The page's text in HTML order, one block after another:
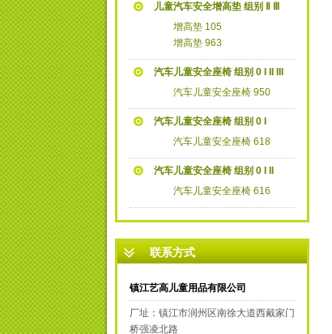
儿童汽车安全增高垫 组别 Ⅱ Ⅲ
增高垫 105
增高垫 963
汽车儿童安全座椅 组别 0 I II III
汽车儿童安全座椅 950
汽车儿童安全座椅 组别 0 I
汽车儿童安全座椅 618
汽车儿童安全座椅 组别 0 I II
汽车儿童安全座椅 616
联系方式
镇江艺高儿童用品有限公司
厂址：镇江市润州区南徐大道西戴家门
桥强凌北路